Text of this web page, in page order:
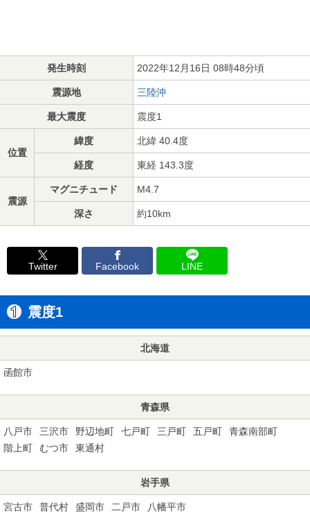
発生時刻 2022年12月16日 08時48分頃
震源地 三陸沖
最大震度 震度1
位置
緯度 北緯 40.4度
経度 東経 143.3度
震源
マグニチュード M4.7
深さ 約10km
Twitter Facebook LINE
震度1
北海道
函館市
青森県
八戸市 三沢市 野辺地町 七戸町 三戸町 五戸町
青森南部町
階上町
むつ市 東通村
岩手県
宮古市 普代村 盛岡市 二戸市 八幡平市